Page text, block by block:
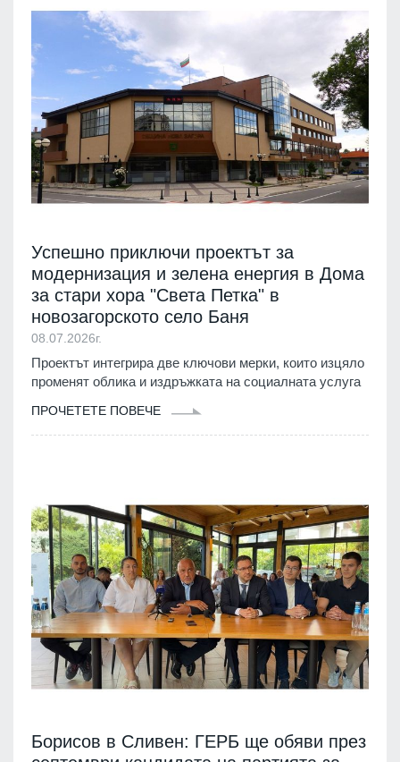
Успешно приключи проектът за
модернизация и зелена енергия в Дома
за стари хора "Света Петка" в
новозагорското село Баня
08.07.2026г.
Проектът интегрира две ключови мерки, които изцяло
променят облика и издръжката на социалната услуга
ПРОЧЕТЕТЕ ПОВЕЧЕ
Борисов в Сливен: ГЕРБ ще обяви през